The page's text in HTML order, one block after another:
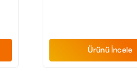
Ürünü İncele